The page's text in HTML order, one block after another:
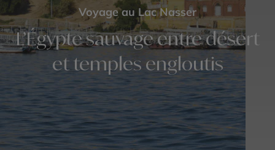
Voyage au Lac Nasser
L’Égypte sauvage entre désert
et temples engloutis